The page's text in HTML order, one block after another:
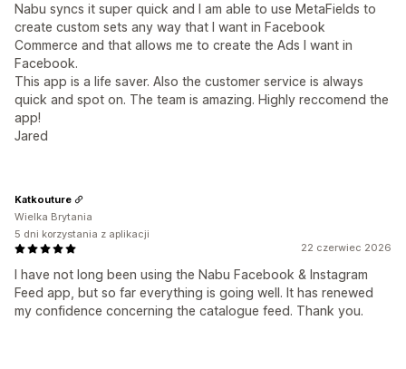
Nabu syncs it super quick and I am able to use MetaFields to
create custom sets any way that I want in Facebook
Commerce and that allows me to create the Ads I want in
Facebook.
This app is a life saver. Also the customer service is always
quick and spot on. The team is amazing. Highly reccomend the
app!
Jared
22 czerwiec 2026
I have not long been using the Nabu Facebook & Instagram
Feed app, but so far everything is going well. It has renewed
my confidence concerning the catalogue feed. Thank you.
Katkouture
Wielka Brytania
5 dni korzystania z aplikacji